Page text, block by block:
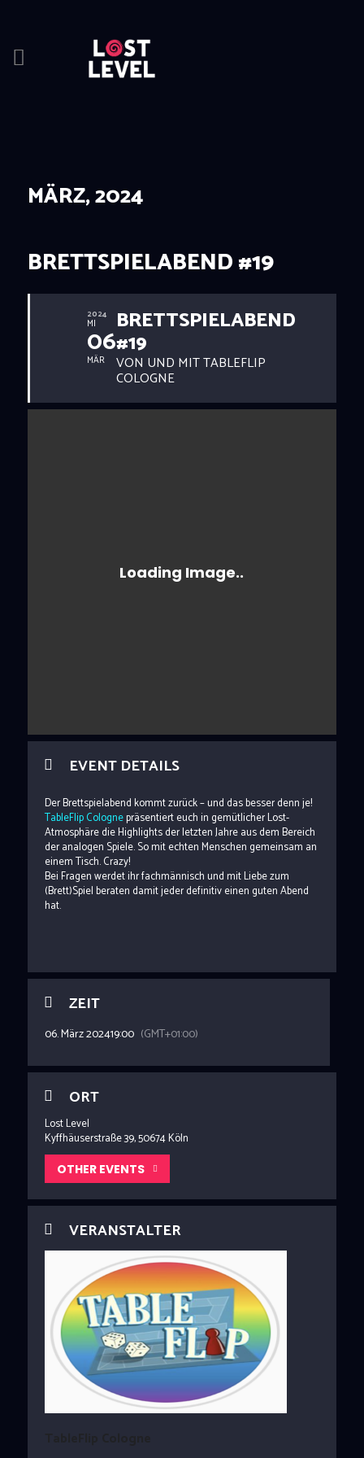
EVENTS
ABOUT
RESERVIERUNG
MÄRZ, 2024
BRETTSPIELABEND #19
2024
MI
06
MÄR
BRETTSPIELABEND
#19
VON UND MIT TABLEFLIP
COLOGNE
EVENT DETAILS
Der Brettspielabend kommt zurück – und das besser denn je!
TableFlip Colognepräsentiert euch in gemütlicher Lost-
Atmosphäre die Highlights der letzten Jahre aus dem Bereich
der analogen Spiele. So mit echten Menschen gemeinsam an
einem Tisch. Crazy!
Bei Fragen werdet ihr fachmännisch und mit Liebe zum
(Brett)Spiel beraten damit jeder definitiv einen guten Abend
hat.
ZEIT
06. März 202419:00 (GMT+01:00)
ORT
Lost Level
Kyffhäuserstraße 39, 50674 Köln
OTHER EVENTS
VERANSTALTER